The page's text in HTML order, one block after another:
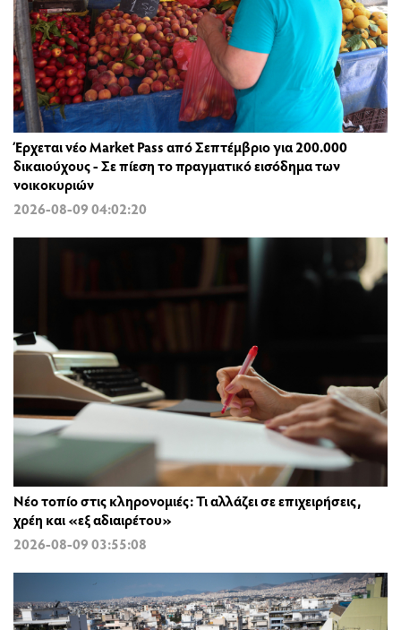
Έρχεται νέο Market Pass από Σεπτέμβριο για 200.000
δικαιούχους - Σε πίεση το πραγματικό εισόδημα των
νοικοκυριών
2026-08-09 04:02:20
Νέο τοπίο στις κληρονομιές: Τι αλλάζει σε επιχειρήσεις,
χρέη και «εξ αδιαιρέτου»
2026-08-09 03:55:08